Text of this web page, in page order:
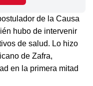
de la Causa
hubo de intervenir
de salud. Lo hizo
de Zafra,
en la primera mitad